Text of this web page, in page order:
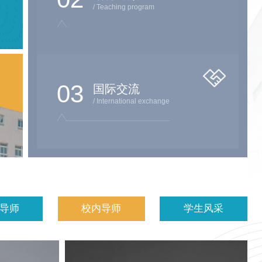
/ Teaching program
03 国际交流
/ International exchange
师 校内导师 学生风采